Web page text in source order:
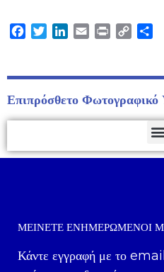
Facebook
TwitterLinkedIn
EmailPrint Copy
Επιπρόσθετο Φωτογραφικό
ΜΕΊΝΕΤΕ ΕΝΗΜΕΡΩΜΈΝΟΙ
Κάντε εγγραφή με το